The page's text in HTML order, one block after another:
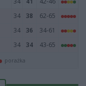
34 38
62-65
34 36
34-61
34 34 43-65
porażka